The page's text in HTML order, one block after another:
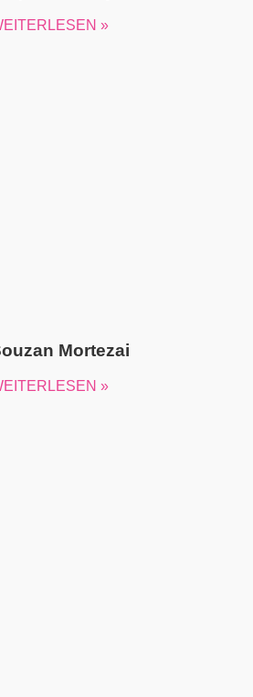
»
Mortezai
»